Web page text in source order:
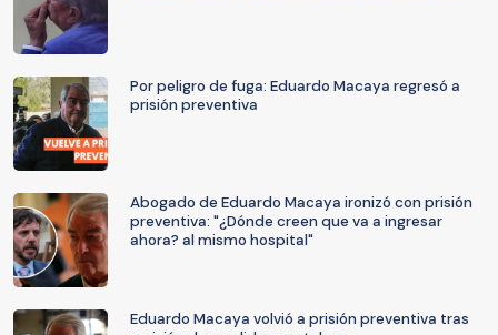
Por peligro de fuga: Eduardo Macaya regresó a
prisión preventiva
Abogado de Eduardo Macaya ironizó con prisión
preventiva: "¿Dónde creen que va a ingresar
ahora? al mismo hospital"
Eduardo Macaya volvió a prisión preventiva tras